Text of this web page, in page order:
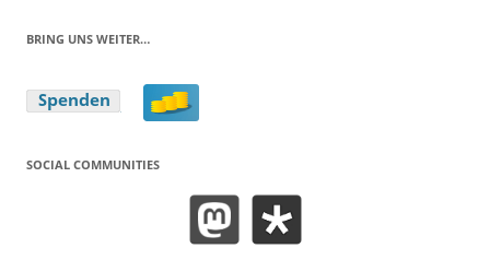
BRING UNS WEITER…
SOCIAL COMMUNITIES